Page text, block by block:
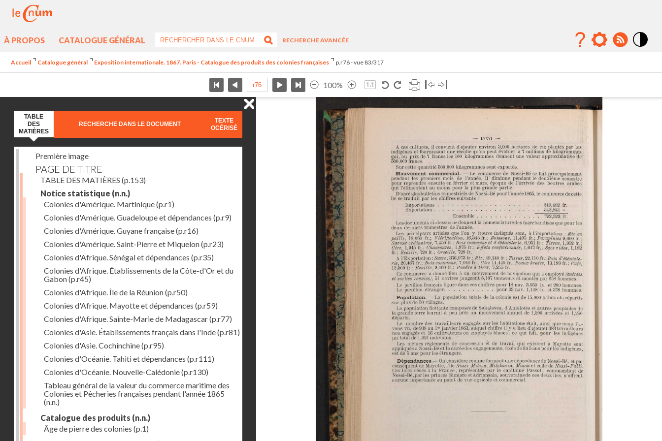
À PROPOS CATALOGUE GÉNÉRAL
RECHERCHE AVANCÉE
Accueil Catalogue général Exposition internationale. 1867. Paris - Catalogue des produits des colonies françaises p.r76 - vue 83/317
100%
TABLE
DES
MATIÈRES
RECHERCHE DANS LE DOCUMENT
TEXTE
OCÉRISÉ
Première image
PAGE DE TITRE
TABLE DES MATIÈRES (p.153)
Notice statistique (n.n.)
Colonies d'Amérique. Martinique(p.r1)
Colonies d'Amérique. Guadeloupe et dépendances (p.r9)
Colonies d'Amérique. Guyane française(p.r16)
Colonies d'Amérique. Saint-Pierre et Miquelon(p.r23)
Colonies d'Afrique. Sénégal et dépendances (p.r35)
Colonies d'Afrique. Établissements de la Côte-d'Or et du
Gabon(p.r45)
Colonies d'Afrique. Île de la Réunion(p.r50)
Colonies d'Afrique. Mayotte et dépendances (p.r59)
Colonies d'Afrique. Sainte-Marie de Madagascar(p.r77)
Colonies d'Asie. Établissements français dans l'Inde(p.r81)
Colonies d'Asie. Cochinchine(p.r95)
Colonies d'Océanie. Tahiti et dépendances (p.r111)
Colonies d'Océanie. Nouvelle-Calédonie(p.r130)
Tableau général de la valeur du commerce maritime des
Colonies et Pêcheries françaises pendant l'année 1865
(n.n.)
Catalogue des produits (n.n.)
Âge de pierre des colonies (p.1)